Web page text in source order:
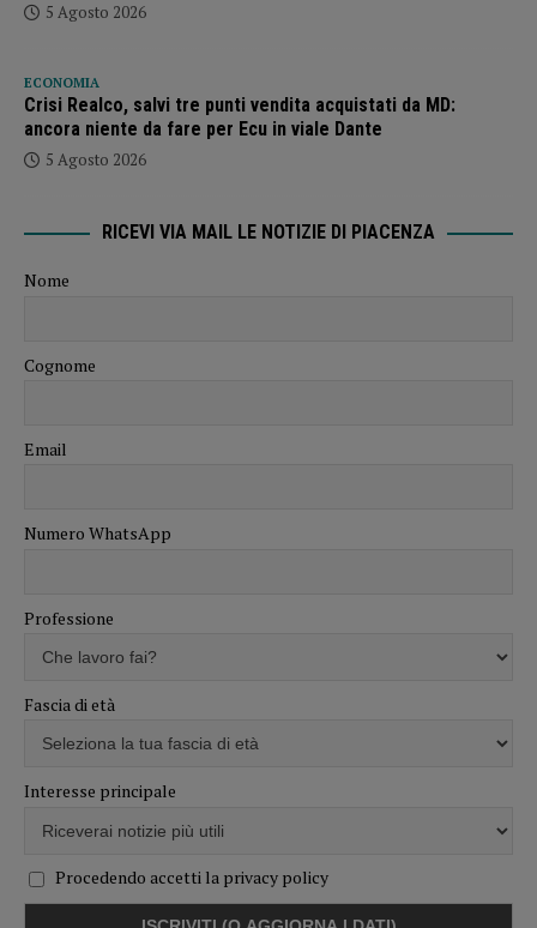
5 Agosto 2026
ECONOMIA
Crisi Realco, salvi tre punti vendita acquistati da MD:
ancora niente da fare per Ecu in viale Dante
5 Agosto 2026
RICEVI VIA MAIL LE NOTIZIE DI PIACENZA
Nome
Cognome
Email
Numero WhatsApp
Professione
Fascia di età
Interesse principale
Procedendo accetti la privacy policy